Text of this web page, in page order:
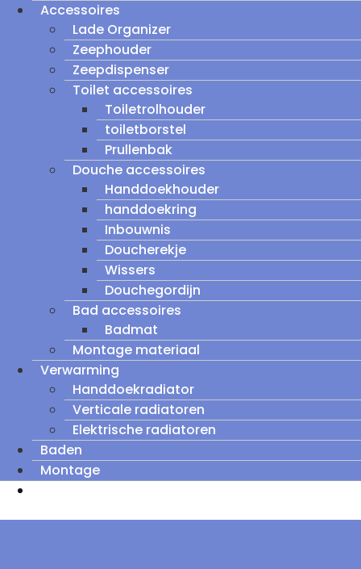
Accessoires
Lade Organizer
Zeephouder
Zeepdispenser
Toilet accessoires
Toiletrolhouder
toiletborstel
Prullenbak
Douche accessoires
Handdoekhouder
handdoekring
Inbouwnis
Doucherekje
Wissers
Douchegordijn
Bad accessoires
Badmat
Montage materiaal
Verwarming
Handdoekradiator
Verticale radiatoren
Elektrische radiatoren
Baden
Montage